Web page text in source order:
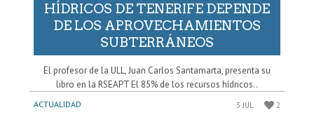
HÍDRICOS DE TENERIFE DEPENDE
DE LOS APROVECHAMIENTOS
SUBTERRÁNEOS
El profesor de la ULL, Juan Carlos Santamarta, presenta su
libro en la RSEAPT El 85% de los recursos hídricos..
ACTUALIDAD 3 JUL 2